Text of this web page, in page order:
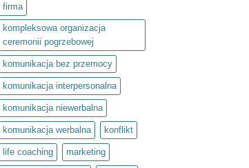
firma
kompleksowa organizacja
ceremonii pogrzebowej
komunikacja bez przemocy
komunikacja interpersonalna
komunikacja niewerbalna
komunikacja werbalna konflikt
life coaching marketing